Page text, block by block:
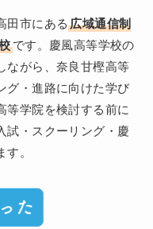
田市にある広域通信制
です。慶風高等学校の
ながら、奈良甘樫高等
グ・進路に向けた学び
等学院を検討する前に
試・スクーリング・慶
。